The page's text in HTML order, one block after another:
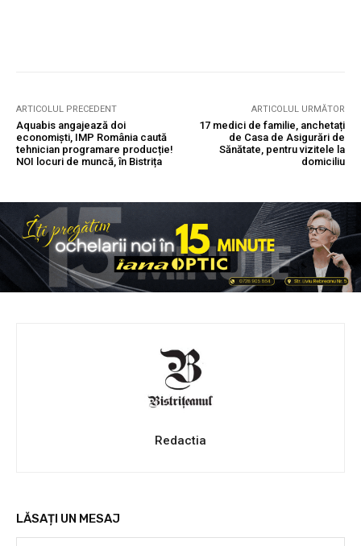
ARTICOLUL PRECEDENT
Aquabis angajează doi
economiști, IMP România caută
tehnician programare producție!
NOI locuri de muncă, în Bistrița
ARTICOLUL URMĂTOR
17 medici de familie, anchetați
de Casa de Asigurări de
Sănătate, pentru vizitele la
domiciliu
Redactia
LĂSAȚI UN MESAJ